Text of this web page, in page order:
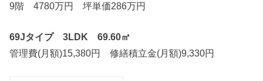
9階 4780万円 坪単価286万円
69Jタイプ 3LDK 69.60㎡
管理費(月額)15,380円 修繕積立金(月額)9,330円